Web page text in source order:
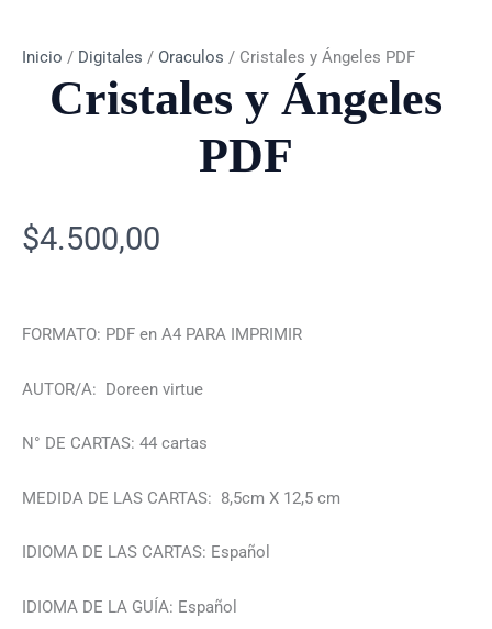
Inicio / Digitales / Oraculos / Cristales y Ángeles PDF
Cristales y Ángeles
PDF
$4.500,00
FORMATO: PDF en A4 PARA IMPRIMIR
AUTOR/A: Doreen virtue
N° DE CARTAS: 44 cartas
MEDIDA DE LAS CARTAS: 8,5cm X 12,5 cm
IDIOMA DE LAS CARTAS: Español
IDIOMA DE LA GUÍA: Español